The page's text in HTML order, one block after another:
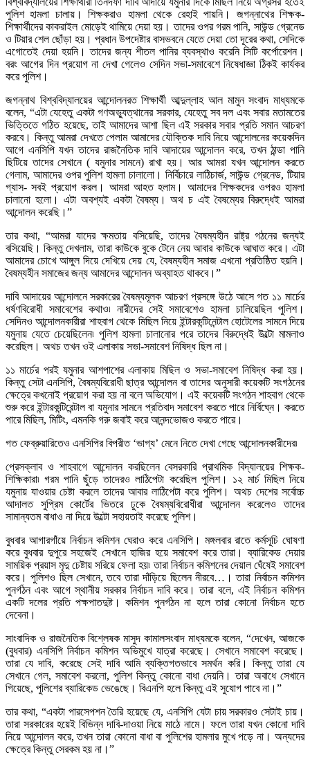
পুলিশ হামলা চালায়। শিক্ষকরাও হামলা থেকে রেহাই পায়নি। জগন্নাথের শিক্ষক-
শিক্ষার্থীদের কাকরাইল মোড়েই থামিয়ে দেয়া হয়। তাদের ওপর গরম পানি, সাউন্ড গ্রেনেড
ও টিয়ার শেল ছোঁড়া হয়। প্রধান উপদেষ্টার বাসভবনে যেতে দেয়া তো দূরের কথা, সেদিকে
এগোতেই দেয়া হয়নি। তাদের জন্য শীতল পানির ব্যবস্থাও করেনি সিটি কর্পোরেশন।
বরং আগের দিন প্রয়োগ না দেখা গেলেও সেদিন সভা-সমাবেশে নিষেধাজ্ঞা ঠিকই কার্যকর
করে পুলিশ।
জগন্নাথ বিশ্ববিদ্যালয়ের আন্দোলনরত শিক্ষার্থী আব্দুল্লাহ আল মামুন সংবাদ মাধ্যমকে
বলেন, “এটা যেহেতু একটা গণঅভ্যুত্থানের সরকার, যেহেতু সব দল এবং সবার মতামতের
ভিত্তিতে গঠিত হয়েছে, তাই আমাদের আশা ছিল এই সরকার সবার প্রতি সমান আচরণ
করবে। কিন্তু আমরা দেখতে পেলাম আমাদের যৌক্তিক দাবি নিয়ে আন্দোলনের কয়েকদিন
আগে এনসিপি যখন তাদের রাজনৈতিক দাবি আদায়ের আন্দোলন করে, তখন ঠান্ডা পানি
ছিটিয়ে তাদের সেখানে ( যমুনার সামনে) রাখা হয়। আর আমরা যখন আন্দোলন করতে
গেলাম, আমাদের ওপর পুলিশ হামলা চালালো। নির্বিচারে লাঠিচার্জ, সাউন্ড গ্রেনেড, টিয়ার
গ্যাস- সবই প্রয়োগ করল। আমরা আহত হলাম। আমাদের শিক্ষকদের ওপরও হামলা
চালানো হলো। এটা অবশ্যই একটা বৈষম্য। অথ চ এই বৈষম্যের বিরুদ্ধেই আমরা
আন্দোলন করেছি।”
তার কথা, “আমরা যাদের ক্ষমতায় বসিয়েছি, তাদের বৈষম্যহীন রাষ্ট্র গঠনের জন্যই
বসিয়েছি। কিন্তু দেখলাম, তারা কাউকে বুকে টেনে নেয় আবার কাউকে আঘাত করে। এটা
আমাদের চোখে আঙ্গুল দিয়ে দেখিয়ে দেয় যে, বৈষম্যহীন সমাজ এখনো প্রতিষ্ঠিত হয়নি।
বৈষম্যহীন সমাজের জন্য আমাদের আন্দোলন অব্যাহত থাকবে।”
দাবি আদায়ের আন্দোলনে সরকারের বৈষম্যমূলক আচরণ প্রসঙ্গে উঠে আসে গত ১১ মার্চের
ধর্ষণবিরোধী সমাবেশের কথাও৷ নারীদের সেই সমাবেশেও হামলা চালিয়েছিল পুলিশ।
সেদিনও আন্দোলনকারীরা শাহবাগ থেকে মিছিল নিয়ে ইন্টারকন্টিনেন্টাল হোটেলের সামনে দিয়ে
যমুনায় যেতে চেয়েছিলেন৷ পুলিশ হামলা চালানোর পরে তাদের বিরুদ্ধেই উল্টো মামলাও
করেছিল। অথচ তখন ওই এলাকায় সভা-সমাবেশ নিষিদ্ধ ছিল না।
১১ মার্চের পরই যমুনার আশপাশের এলাকায় মিছিল ও সভা-সমাবেশ নিষিদ্ধ করা হয়।
কিন্তু সেটা এনসিপি, বৈষম্যবিরোধী ছাত্র আন্দোলন বা তাদের অনুসারী কয়েকটি সংগঠনের
ক্ষেত্রে কখনোই প্রয়োগ করা হয় না বলে অভিযোগ। এই কয়েকটি সংগঠন শাহবাগ থেকে
শুরু করে ইন্টারকন্টিরেন্টাল বা যমুনার সামনে প্রতিবাদ সমাবেশ করতে পারে নির্বিঘ্নে। করতে
পারে মিছিল, মিটিং, এমনকি গরু জবাই করে আনন্দভোজও করতে পারে।
গত ফেব্রুয়ারিতেও এনসিপির বিপরীত ‘ভাগ্য’ মেনে নিতে দেখা গেছে আন্দোলনকারীদের৷
প্রেসক্লাব ও শাহবাগে আন্দোলন করছিলেন বেসরকারি প্রাথমিক বিদ্যালয়ের শিক্ষক-
শিক্ষিকারা৷ গরম পানি ছুঁড়ে তাদেরও লাঠিপেটা করেছিল পুলিশ। ১২ মার্চ মিছিল নিয়ে
যমুনায় যাওয়ার চেষ্টা করলে তাদের আবার লাঠিপেটা করে পুলিশ। অথচ দেশের সর্বোচ্চ
আদালত সুপ্রিম কোর্টের ভিতরে ঢুকে বৈষম্যবিরোধীরা আন্দোলন করেলেও তাদের
সামান্যতম বাধাও না দিয়ে উল্টো সহায়তাই করেছে পুলিশ।
বুধবার আগারগাঁয়ে নির্বাচন কমিশন ঘেরাও করে এনসিপি। মঙ্গলবার রাতে কর্মসূচি ঘোষণা
করে বুধবার দুপুরে সহজেই সেখানে হাজির হয়ে সমাবেশ করে তারা। ব্যারিকেড দেয়ার
সাময়িক প্রয়াস মৃদু চেষ্টায় সরিয়ে ফেলা হয়৷ তারা নির্বাচন কমিশনের দেয়াল ঘেঁষেই সমাবেশ
করে। পুলিশও ছিল সেখানে, তবে তারা দাঁড়িয়ে ছিলেন নীরবে…। তারা নির্বাচন কমিশন
পুনর্গঠন এবং আগে স্থানীয় সরকার নির্বাচন দাবি করে। তারা বলে, এই নির্বাচন কমিশন
একটি দলের প্রতি পক্ষপাতদুষ্ট। কমিশন পুনর্গঠন না হলে তারা কোনো নির্বাচন হতে
দেবেনা।
সাংবাদিক ও রাজনৈতিক বিশ্লেষক মাসুদ কামালসংবাদ মাধ্যমকে বলেন, “দেখেন, আজকে
(বুধবার) এনসিপি নির্বাচন কমিশন অভিমুখে যাত্রা করেছে। সেখানে সমাবেশ করেছে।
তারা যে দাবি, করেছে সেই দাবি আমি ব্যক্তিগতভাবে সমর্থন করি। কিন্তু তারা যে
সেখানে গেল, সমাবেশ করলো, পুলিশ কিন্তু কোনো বাধা দেয়নি। তারা অবাধে সেখানে
গিয়েছে, পুলিশের ব্যারিকেড ভেঙেছে। বিএনপি হলে কিন্তু এই সুযোগ পাবে না।”
তার কথা, “একটা পারসেপশন তৈরি হয়েছে যে, এনসিপি যেটা চায় সরকারও সেটাই চায়।
তারা সরকারের হয়েই বিভিন্ন দাবি-দাওয়া নিয়ে মাঠে নামে। ফলে তারা যখন কোনো দাবি
নিয়ে আন্দোলন করে, তখন তারা কোনো বাধা বা পুলিশের হামলার মুখে পড়ে না। অন্যদের
ক্ষেত্রে কিন্তু সেরকম হয় না।”